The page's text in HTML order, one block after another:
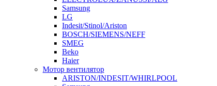
Samsung
LG
Indesit/Stinol/Ariston
BOSCH/SIEMENS/NEFF
SMEG
Beko
Haier
Мотор вентилятор
ARISTON/INDESIT/WHIRLPOOL